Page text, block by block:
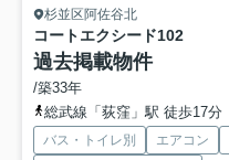
杉並区阿佐谷北
コートエクシード102
過去掲載物件
/築33年
総武線「荻窪」駅 徒歩17分
バス・トイレ別 エアコン